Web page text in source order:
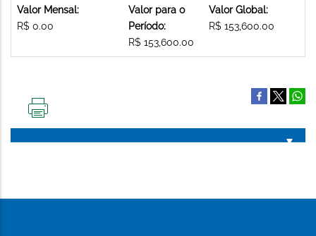
Valor Mensal:
R$ 0.00
Valor para o
Período:
R$ 153,600.00
Valor Global:
R$ 153,600.00
PÁGINA